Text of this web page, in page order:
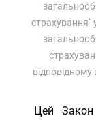
страхування"
відповідному
Цей Закон